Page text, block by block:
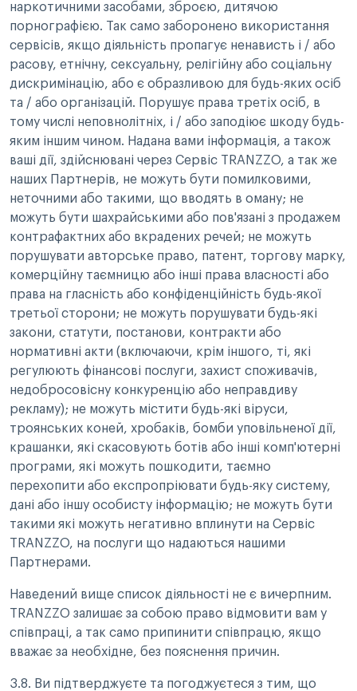
наркотичними засобами, зброєю, дитячою
порнографією. Так само заборонено використання
сервісів, якщо діяльність пропагує ненависть і / або
расову, етнічну, сексуальну, релігійну або соціальну
дискримінацію, або є образливою для будь-яких осіб
та / або організацій. Порушує права третіх осіб, в
тому числі неповнолітніх, і / або заподіює шкоду будь-
яким іншим чином. Надана вами інформація, а також
ваші дії, здійснювані через Сервіс TRANZZO, а так же
наших Партнерів, не можуть бути помилковими,
неточними або такими, що вводять в оману; не
можуть бути шахрайськими або пов'язані з продажем
контрафактних або вкрадених речей; не можуть
порушувати авторське право, патент, торгову марку,
комерційну таємницю або інші права власності або
права на гласність або конфіденційність будь-якої
третьої сторони; не можуть порушувати будь-які
закони, статути, постанови, контракти або
нормативні акти (включаючи, крім іншого, ті, які
регулюють фінансові послуги, захист споживачів,
недобросовісну конкуренцію або неправдиву
рекламу); не можуть містити будь-які віруси,
троянських коней, хробаків, бомби уповільненої дії,
крашанки, які скасовують ботів або інші комп'ютерні
програми, які можуть пошкодити, таємно
перехопити або експропріювати будь-яку систему,
дані або іншу особисту інформацію; не можуть бути
такими які можуть негативно вплинути на Сервіс
TRANZZO, на послуги що надаються нашими
Партнерами.
Наведений вище список діяльності не є вичерпним.
TRANZZO залишає за собою право відмовити вам у
співпраці, а так само припинити співпрацю, якщо
вважає за необхідне, без пояснення причин.
3.8. Ви підтверджуєте та погоджуєтеся з тим, що